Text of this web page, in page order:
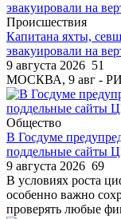
Происшествия
Капитана яхты,
эвакуировали на
9 августа 2026 51
МОСКВА, 9 авг -
Общество
В Госдуме
поддельные сайты
9 августа 2026 69
В условиях роста
особенно важно
проверять любые